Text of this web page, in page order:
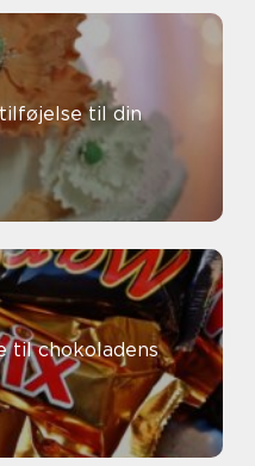
til din
til chokoladens